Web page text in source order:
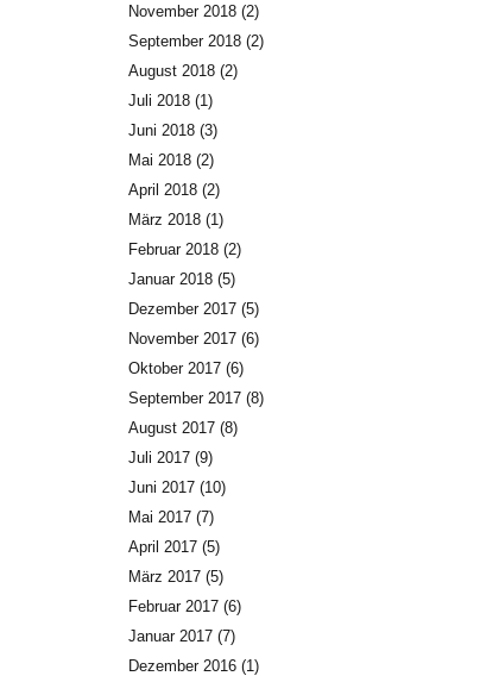
November 2018 (2)
September 2018 (2)
August 2018 (2)
Juli 2018 (1)
Juni 2018 (3)
Mai 2018 (2)
April 2018 (2)
März 2018 (1)
Februar 2018 (2)
Januar 2018 (5)
Dezember 2017 (5)
November 2017 (6)
Oktober 2017 (6)
September 2017 (8)
August 2017 (8)
Juli 2017 (9)
Juni 2017 (10)
Mai 2017 (7)
April 2017 (5)
März 2017 (5)
Februar 2017 (6)
Januar 2017 (7)
Dezember 2016 (1)